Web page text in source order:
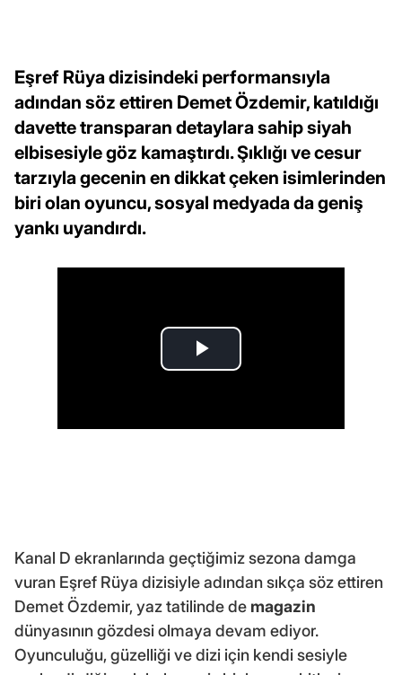
Eşref Rüya dizisindeki performansıyla
adından söz ettiren Demet Özdemir, katıldığı
davette transparan detaylara sahip siyah
elbisesiyle göz kamaştırdı. Şıklığı ve cesur
tarzıyla gecenin en dikkat çeken isimlerinden
biri olan oyuncu, sosyal medyada da geniş
yankı uyandırdı.
Kanal D ekranlarında geçtiğimiz sezona damga
vuran Eşref Rüya dizisiyle adından sıkça söz ettiren
Demet Özdemir, yaz tatilinde de magazin
dünyasının gözdesi olmaya devam ediyor.
Oyunculuğu, güzelliği ve dizi için kendi sesiyle